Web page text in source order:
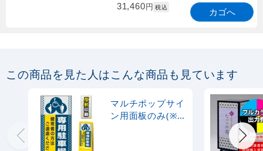
31,460円 税込 カゴへ
この商品を見た人はこんな商品も見ています
マルチポップサイ
ン用面板のみ(※